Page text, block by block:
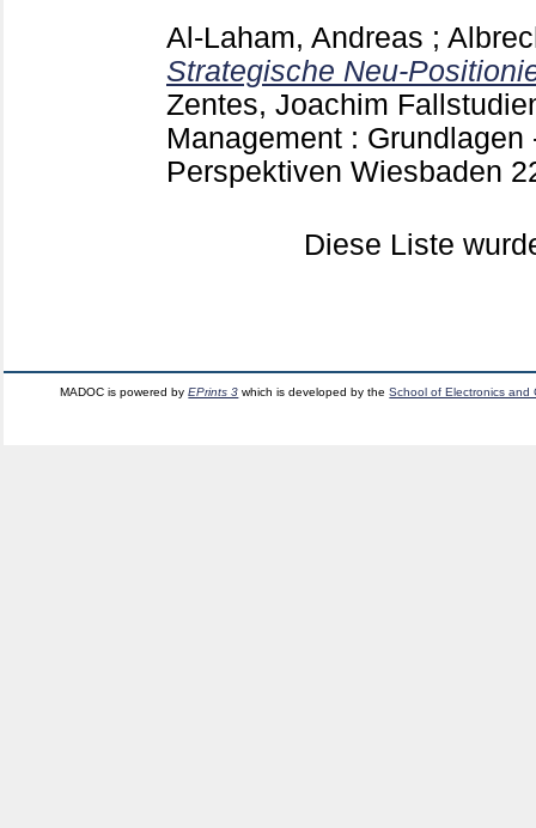
Al-Laham, Andreas ;
Strategische Neu-
Zentes, Joachim
Management :
Perspektiven Wiesbaden
Diese Liste
MADOC is powered byEPrints 3 which is developed by theSchool of Electronics and